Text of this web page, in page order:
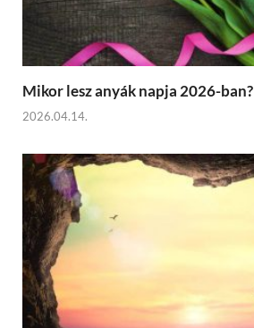
Mikor lesz anyák napja 2026-ban?
2026.04.14.